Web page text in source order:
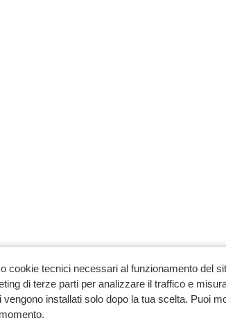
cookie tecnici necessari al funzionamento del
di terze parti per analizzare il traffico e
vengono installati solo dopo la tua scelta. Puoi